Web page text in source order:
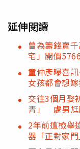
延伸閱讀
曾為籌錢賣
宅」開價
童仲彥曝喜
女孩都會想
交往3個月娶
青」 處男尪
2年前遭檢
器「正對家